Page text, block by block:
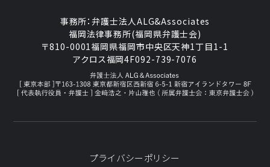
事務所：弁護士法人ALG&Associates
福岡法律事務所(福岡県弁護士会)
〒810-0001福岡県福岡市中央区天神1丁目1-1
アクロス福岡4F092-739-7076
プライバシーポリシー